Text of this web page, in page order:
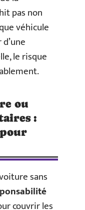
pas non
véhicule
le risque
ou
:
sans
couvrir les